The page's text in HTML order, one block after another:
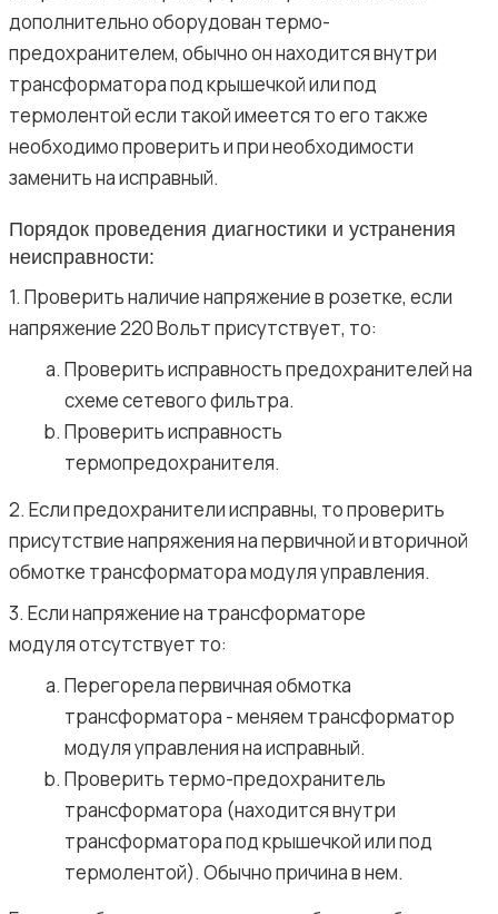
дополнительно оборудован термо-
предохранителем, обычно он находится внутри
трансформатора под крышечкой или под
термолентой если такой имеется то его также
необходимо проверить и при необходимости
заменить на исправный.
Порядок проведения диагностики и устранения
неисправности:
1. Проверить наличие напряжение в розетке, если
напряжение 220 Вольт присутствует, то:
Проверить исправность предохранителей на
схеме сетевого фильтра.
Проверить исправность
термопредохранителя.
2. Если предохранители исправны, то проверить
присутствие напряжения на первичной и вторичной
обмотке трансформатора модуля управления.
3. Если напряжение на трансформаторе
модуля отсутствует то:
Перегорела первичная обмотка
трансформатора - меняем трансформатор
модуля управления на исправный.
Проверить термо-предохранитель
трансформатора (находится внутри
трансформатора под крышечкой или под
термолентой). Обычно причина в нем.